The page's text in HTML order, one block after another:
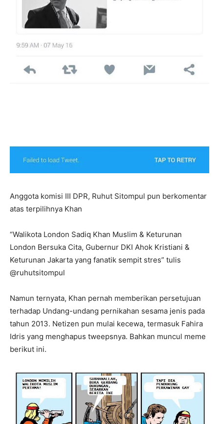
Anggota komisi III DPR, Ruhut Sitompul pun berkomentar
atas terpilihnya Khan
“Walikota London Sadiq Khan Muslim & Keturunan
London Bersuka Cita, Gubernur DKI Ahok Kristiani &
Keturunan Jakarta yang fanatik sempit stres” tulis
@ruhutsitompul
Namun ternyata, Khan pernah memberikan persetujuan
terhadap Undang-undang pernikahan sesama jenis pada
tahun 2013. Netizen pun mulai kecewa, termasuk Fahira
Idris yang menghapus tweepsnya. Bahkan muncul meme
berikut ini.